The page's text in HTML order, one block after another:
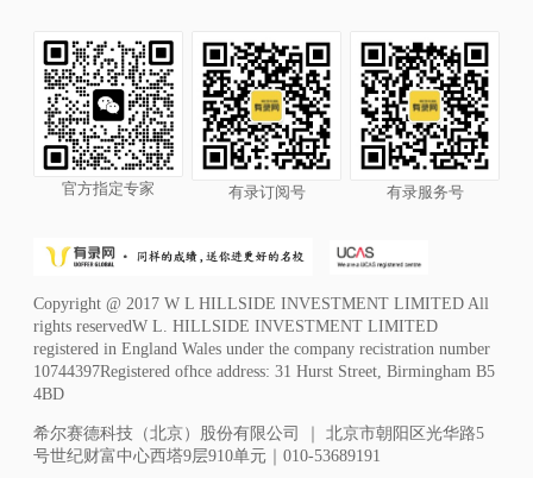
官方指定专家 有录订阅号 有录服务号
Copyright @ 2017 W L HILLSIDE INVESTMENT LIMITED All
rights reservedW L. HILLSIDE INVESTMENT LIMITED
registered in England Wales under the company recistration number
10744397Registered ofhce address: 31 Hurst Street, Birmingham B5
4BD
希尔赛德科技（北京）股份有限公司 ｜ 北京市朝阳区光华路5
号世纪财富中心西塔9层910单元｜010-53689191